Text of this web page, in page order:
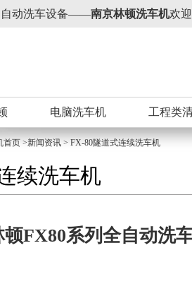
自动洗车设备——南京林顿洗车机欢
电脑洗车机 工程类
首页 >新闻资讯 > FX-80隧道式连续洗车机
续洗车机
FX80系列全自动洗